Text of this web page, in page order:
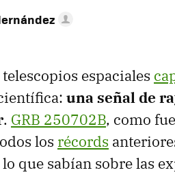
espaciales
una señal de
. GRB 250702B, como
los récords
que sabían sobre las